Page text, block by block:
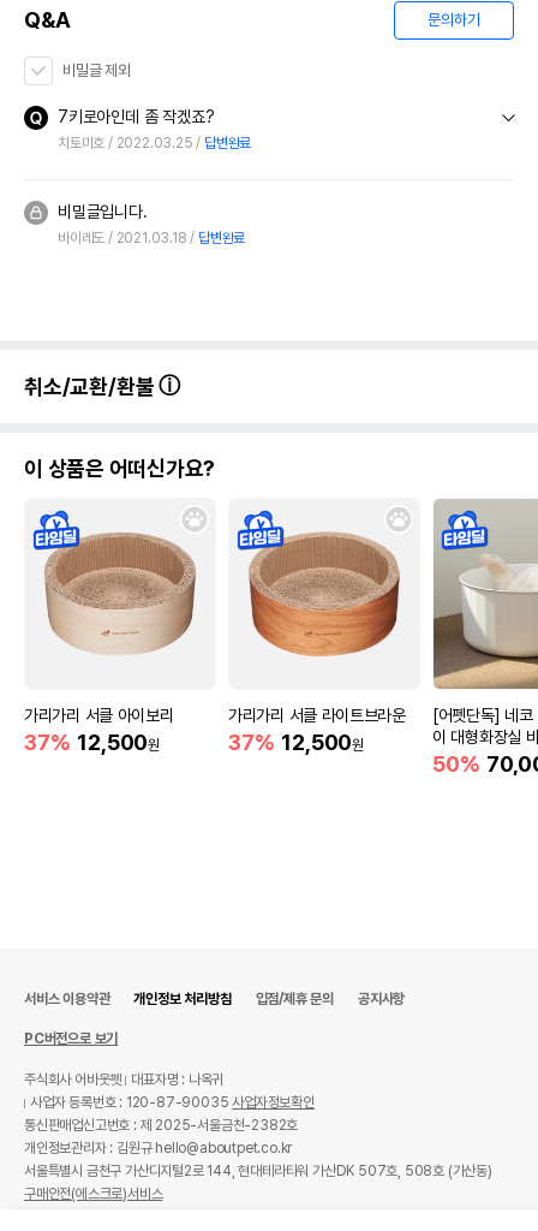
Q&A 문의하기
비밀글 제외
7키로아인데 좀 작겠죠?
치토미호 2022.03.25 답변완료
비밀글입니다.
바이레도 2021.03.18 답변완료
취소/교환/환불
이 상품은 어떠신가요?
가리가리 서클 아이보리
37% 12,500원
가리가리 서클 라이트브라운
37% 12,500원
[어펫단독] 네코
이 대형화장실
50%
서비스 이용약관 개인정보 처리방침 입점/제휴 문의 공지사항
PC버전으로 보기
주식회사 어바웃펫
대표자명 : 나옥귀
사업자 등록번호 : 120-87-90035사업자정보확인
통신판매업신고번호 : 제 2025-서울금천-2382호
개인정보관리자 : 김원규 hello@aboutpet.co.kr
서울특별시 금천구 가산디지털2로 144, 현대테라타워 가산DK 507호, 508호 (가산동)
구매안전(에스크로)서비스